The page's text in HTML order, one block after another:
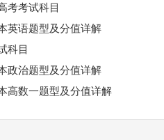
考考试科目
英语题型及分值详解
科目
政治题型及分值详解
高数一题型及分值详解